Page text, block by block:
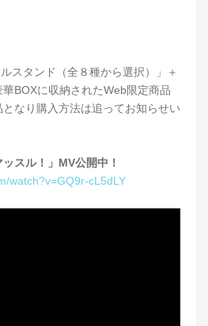
スタンド（全８種から選択）」＋
華BOXに収納されたWeb限定商品
なり購入方法は追ってお知らせい
スル！」MV公開中！
watch?v=GQ9r-cL5dLY